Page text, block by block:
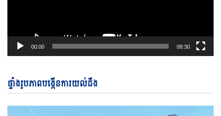
00:00 08:30
ផ្ទាំងរូបភាពបង្កើនការយល់ដឹង